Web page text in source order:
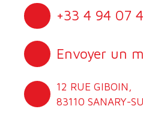
+33 4 94 07
Envoyer un
12 RUE GIBOIN,
83110 SANARY-